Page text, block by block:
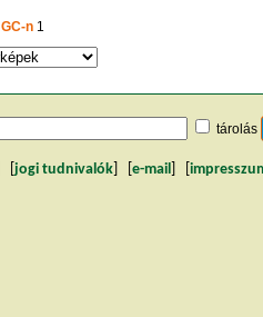
GC-n1
tárolás
jogi tudnivalók e-mail